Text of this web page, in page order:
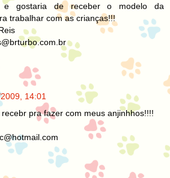
e gostaria de receber o modelo da
trabalhar com as crianças!!!
14:01
pra fazer com meus anjinhhos!!!!